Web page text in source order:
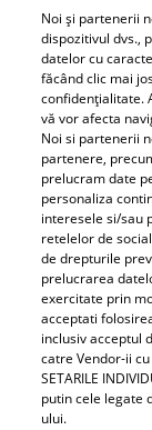
Horoscop
2026. Aer
șansa să
altele
Noi și partenerii
dispozitivul dvs.,
datelor cu
făcând clic mai
confidențialitate.
vă vor afecta
Noi si partenerii
partenere,
prelucram date
personaliza
interesele si/sau
retelelor de
de drepturile
prelucrarea
exercitate prin
acceptati
inclusiv acceptul
catre Vendor-ii cu
SETARILE
putin cele legate
ului.